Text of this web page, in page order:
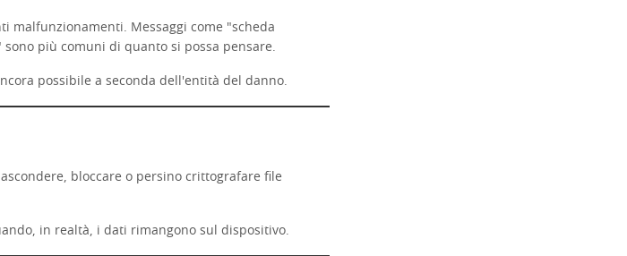
malfunzionamenti. Messaggi come "scheda
più comuni di quanto si possa pensare.
possibile a seconda dell'entità del danno.
bloccare o persino crittografare file
in realtà, i dati rimangono sul dispositivo.